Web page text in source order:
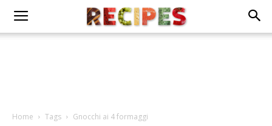
Home Tags Gnocchi ai 4 formaggi